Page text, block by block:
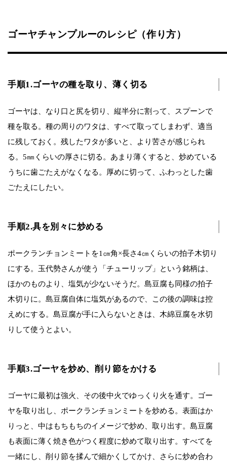
ゴーヤチャンプルーのレシピ（作り方）
手順1.ゴーヤの種を取り、薄く切る
ゴーヤは、なり口と尻を切り、縦半分に割って、スプーンで
種を取る。種の周りのワタは、すべて取ってしまわず、適当
に残しておく。残したワタが多いと、より苦さが感じられ
る。5㎜くらいの厚さに切る。あまり薄くすると、炒めている
うちに歯ごたえがなくなる。厚めに切って、ふわっとした歯
ごたえにしたい。
手順2.具を別々に炒める
ポークランチョンミートを1㎝角×長さ4㎝くらいの拍子木切り
にする。玉代勢さんが使う「チューリップ」という銘柄は、
ほかのものより、塩気が少ないそうだ。島豆腐も同様の拍子
木切りに。島豆腐自体に塩気があるので、この後の調味は控
えめにする。島豆腐が手に入らないときは、木綿豆腐を水切
りして使うとよい。
手順3.ゴーヤを炒め、削り節をかける
ゴーヤに最初は強火、その後中火でゆっくり火を通す。ゴー
ヤを取り出し、ポークランチョンミートを炒める。表面はか
りっと、中はもちもちのイメージで炒め、取り出す。島豆腐
も表面に薄く焼き色がつく程度に炒めて取り出す。すべてを
一緒にし、削り節を揉んで細かくしてかけ、さらに炒め合わ